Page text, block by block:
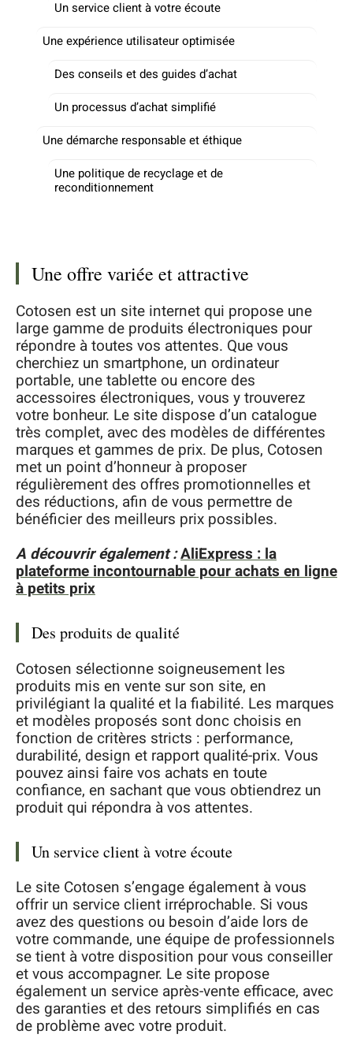
Un service client à votre écoute
Une expérience utilisateur optimisée
Des conseils et des guides d’achat
Un processus d’achat simplifié
Une démarche responsable et éthique
Une politique de recyclage et de
reconditionnement
Une offre variée et attractive
Cotosen est un site internet qui propose une
large gamme de produits électroniques pour
répondre à toutes vos attentes. Que vous
cherchiez un smartphone, un ordinateur
portable, une tablette ou encore des
accessoires électroniques, vous y trouverez
votre bonheur. Le site dispose d’un catalogue
très complet, avec des modèles de différentes
marques et gammes de prix. De plus, Cotosen
met un point d’honneur à proposer
régulièrement des offres promotionnelles et
des réductions, afin de vous permettre de
bénéficier des meilleurs prix possibles.
A découvrir également :AliExpress : la
plateforme incontournable pour achats en ligne
à petits prix
Des produits de qualité
Cotosen sélectionne soigneusement les
produits mis en vente sur son site, en
privilégiant la qualité et la fiabilité. Les marques
et modèles proposés sont donc choisis en
fonction de critères stricts : performance,
durabilité, design et rapport qualité-prix. Vous
pouvez ainsi faire vos achats en toute
confiance, en sachant que vous obtiendrez un
produit qui répondra à vos attentes.
Un service client à votre écoute
Le site Cotosen s’engage également à vous
offrir un service client irréprochable. Si vous
avez des questions ou besoin d’aide lors de
votre commande, une équipe de professionnels
se tient à votre disposition pour vous conseiller
et vous accompagner. Le site propose
également un service après-vente efficace, avec
des garanties et des retours simplifiés en cas
de problème avec votre produit.